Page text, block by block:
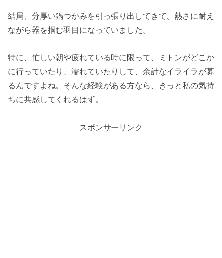
結局、分厚い鍋つかみを引っ張り出してきて、熱さに耐え
ながら器を掴む羽目になっていました。
特に、忙しい朝や疲れている時に限って、ミトンがどこか
に行っていたり、濡れていたりして、余計なイライラが募
るんですよね。そんな経験がある方なら、きっと私の気持
ちに共感してくれるはず。
スポンサーリンク